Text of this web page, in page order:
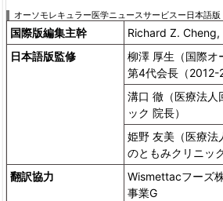
オーソモレキュラー医学ニュースサービスー日本語版
国際版編集主幹
Richard Z. Cheng,
日本語版監修
柳澤 厚生（国際オ
第4代会長（2012-
溝口 徹（医療法人
ック 院長）
姫野 友美（医療法
のともみクリニッ
翻訳協力
Wismettacフーズ
事業G